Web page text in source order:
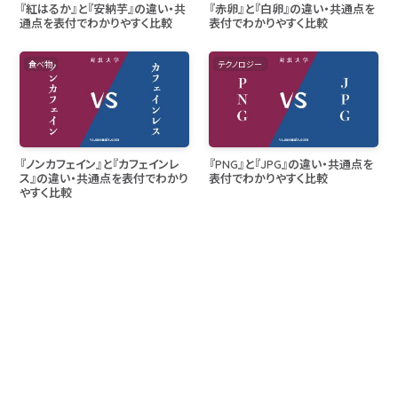
『紅はるか』と『安納芋』の違い・共
通点を表付でわかりやすく比較
『赤卵』と『白卵』の違い・共通点を
表付でわかりやすく比較
食べ物
『ノンカフェイン』と『カフェインレ
ス』の違い・共通点を表付でわかり
やすく比較
テクノロジー
『PNG』と『JPG』の違い・共通点を
表付でわかりやすく比較